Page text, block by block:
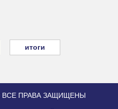
итоги
ВСЕ ПРАВА ЗАЩИЩЕНЫ